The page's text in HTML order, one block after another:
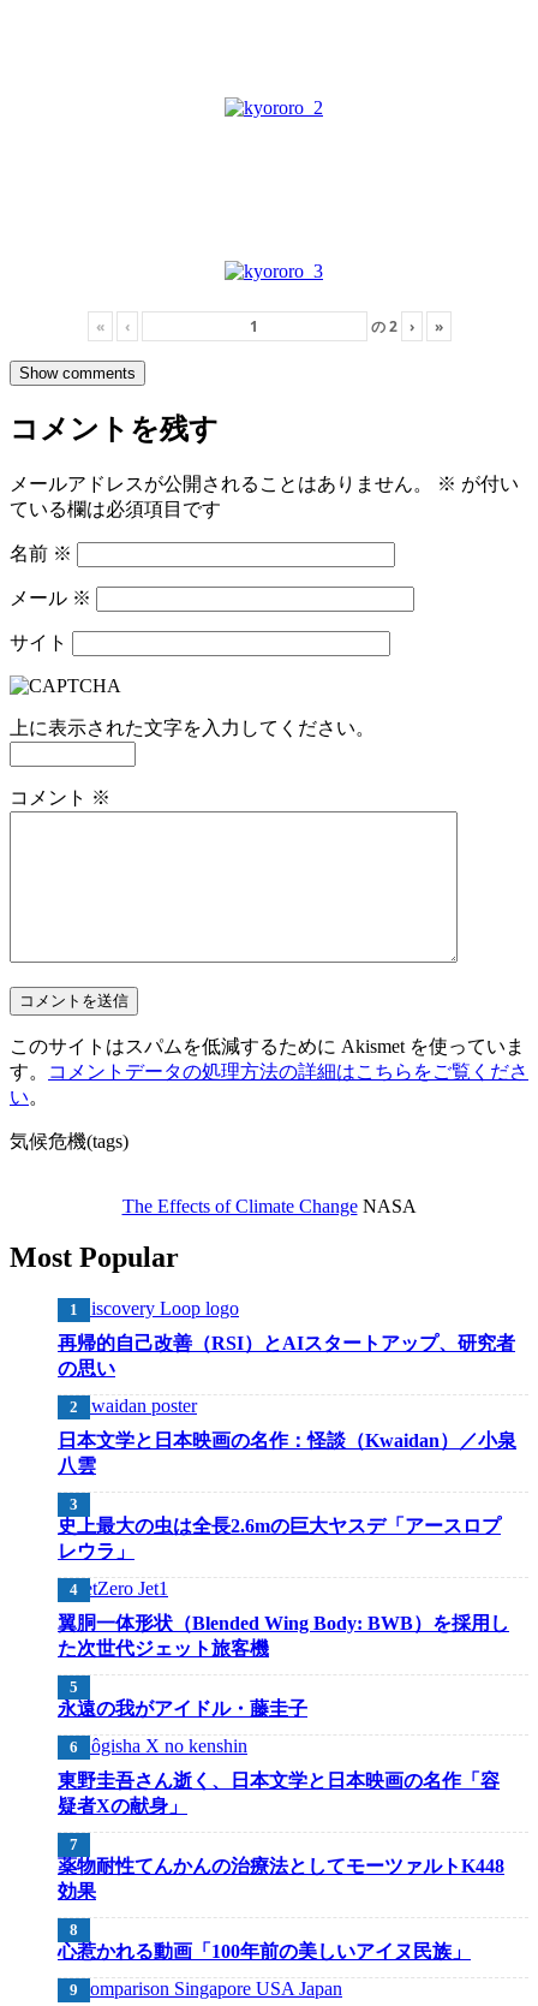
« ‹ の2 › »
Show comments
コメントを残す
メールアドレスが公開されることはありません。 ※ が付い
ている欄は必須項目です
名前 ※
メール ※
サイト
上に表示された文字を入力してください。
コメント ※
このサイトはスパムを低減するために Akismet を使っていま
す。
コメントデータの処理方法の詳細はこちらをご覧くださ
い。
気候危機(tags)
The Effects of Climate ChangeNASA
Most Popular
再帰的自己改善（RSI）とAIスタートアップ、研究者
の思い
日本文学と日本映画の名作：怪談（Kwaidan）／小泉
八雲
史上最大の虫は全長2.6mの巨大ヤスデ「アースロプ
レウラ」
翼胴一体形状（Blended Wing Body: BWB）を採用し
た次世代ジェット旅客機
永遠の我がアイドル・藤圭子
東野圭吾さん逝く、日本文学と日本映画の名作「容
疑者Xの献身」
薬物耐性てんかんの治療法としてモーツァルトK448
効果
心惹かれる動画「100年前の美しいアイヌ民族」